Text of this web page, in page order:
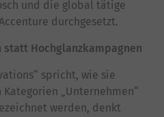
und die global tätige
durchgesetzt.
Hochglanzkampagnen
spricht, wie sie
„Unternehmen“
werden, denkt